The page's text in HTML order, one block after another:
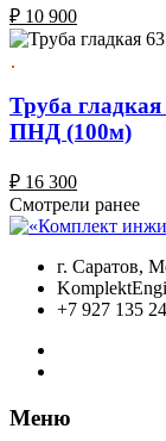
₽ 10 900
Труба
ПНД (100м)
₽ 16 300
Смотрели ранее
г. Саратов,
+7 927 135
Меню